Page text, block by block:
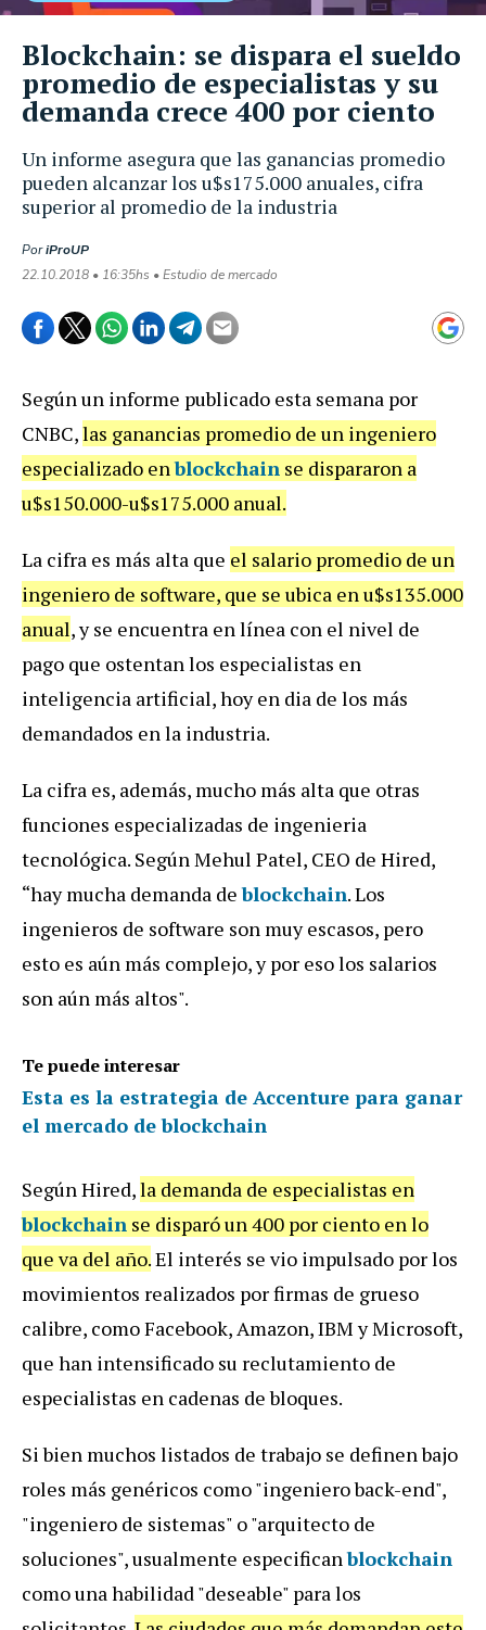
Un informe asegura que las ganancias promedio
pueden alcanzar los u$s175.000 anuales, cifra
superior al promedio de la industria
PoriProUP
22.10.2018 • 16:35hs • Estudio de mercado
Blockchain: se dispara el sueldo
promedio de especialistas y su
demanda crece 400 por ciento
Según un informe publicado esta semana por
CNBC,las ganancias promedio de un ingeniero
especializado enblockchain se dispararon a
u$s150.000-u$s175.000 anual.
La cifra es más alta que el salario promedio de un
ingeniero de software, que se ubica en u$s135.000
anual, y se encuentra en línea con el nivel de
pago que ostentan los especialistas en
inteligencia artificial, hoy en dia de los más
demandados en la industria.
La cifra es, además, mucho más alta que otras
funciones especializadas de ingenieria
tecnológica. Según Mehul Patel, CEO de Hired,
“hay mucha demanda deblockchain. Los
ingenieros de software son muy escasos, pero
esto es aún más complejo, y por eso los salarios
son aún más altos".
Te puede interesar
Esta es la estrategia de Accenture para ganar
el mercado de blockchain
Según Hired,la demanda de especialistas en
blockchain se disparó un 400 por ciento en lo
que va del año.El interés se vio impulsado por los
movimientos realizados por firmas de grueso
calibre, como Facebook, Amazon, IBM y Microsoft,
que han intensificado su reclutamiento de
especialistas en cadenas de bloques.
Si bien muchos listados de trabajo se definen bajo
roles más genéricos como "ingeniero back-end",
"ingeniero de sistemas" o "arquitecto de
soluciones", usualmente especificanblockchain
como una habilidad "deseable" para los